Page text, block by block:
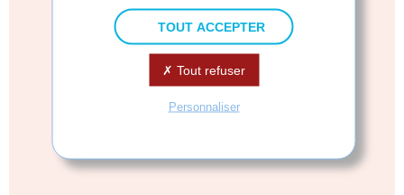
pour avoir accès au
téléchargement de
produits ou de licences et
à toutes les
fonctionnalités du site,
TOUT ACCEPTER
Tout refuser
Personnaliser